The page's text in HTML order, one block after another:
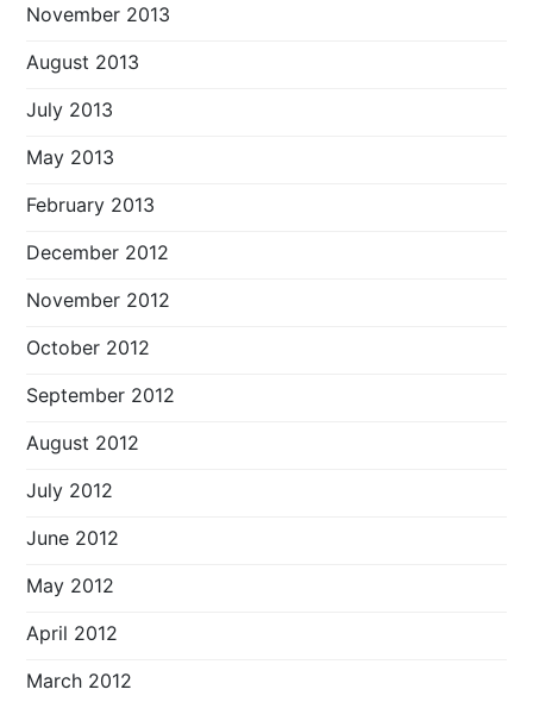
November 2013
August 2013
July 2013
May 2013
February 2013
December 2012
November 2012
October 2012
September 2012
August 2012
July 2012
June 2012
May 2012
April 2012
March 2012